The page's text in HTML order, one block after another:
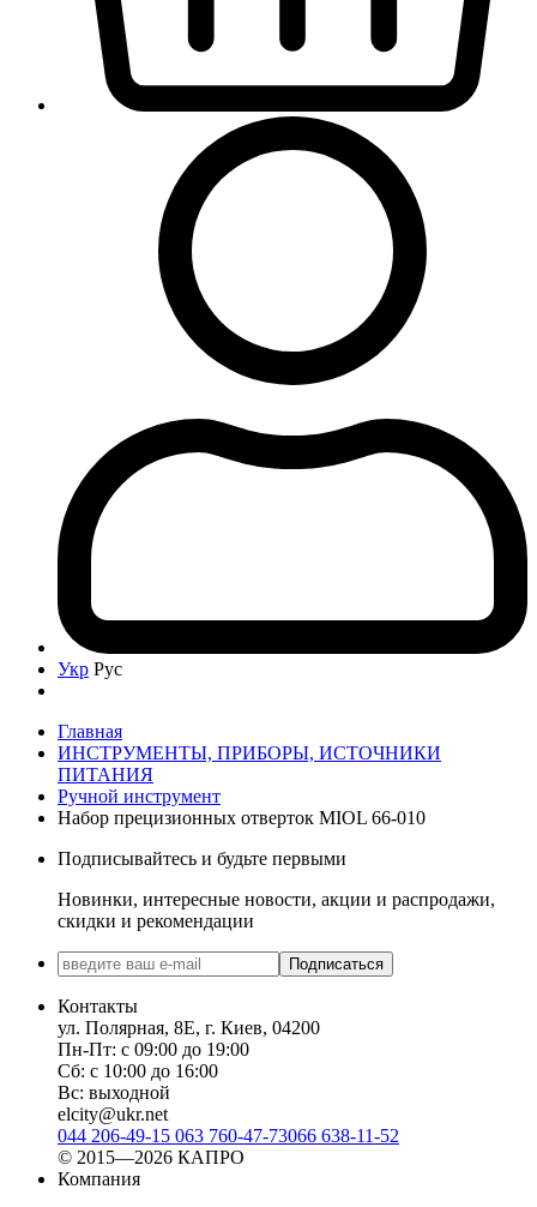
Укр Рус
Главная
ИНСТРУМЕНТЫ, ПРИБОРЫ, ИСТОЧНИКИ
ПИТАНИЯ
Ручной инструмент
Набор прецизионных отверток MIOL 66-010
Подписывайтесь и будьте первыми
Новинки, интересные новости, акции и распродажи,
скидки и рекомендации
Подписаться
Контакты
ул. Полярная, 8Е, г. Киев, 04200
Пн-Пт: с 09:00 до 19:00
Сб: с 10:00 до 16:00
Вс: выходной
elcity@ukr.net
044 206-49-15 063 760-47-73066 638-11-52
© 2015—2026 КАПРО
Компания